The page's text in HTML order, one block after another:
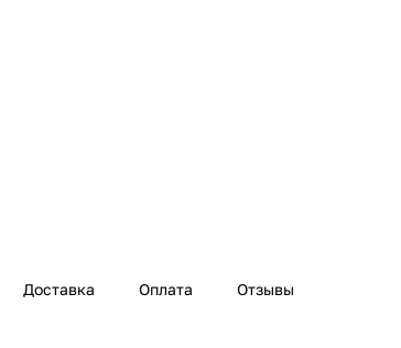
Доставка Оплата Отзывы